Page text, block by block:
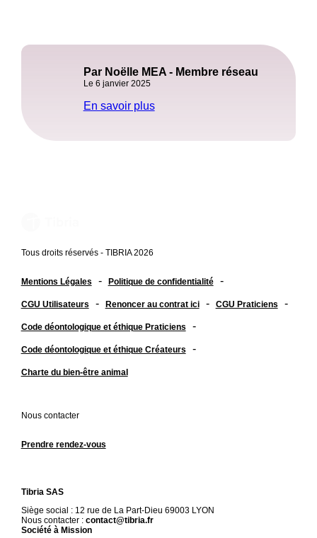
Par Noëlle MEA - Membre réseau
Le 6 janvier 2025
En savoir plus
Tous droits réservés - TIBRIA 2026
Mentions Légales - Politique de confidentialité -
CGU Utilisateurs - Renoncer au contrat ici - CGU Praticiens -
Code déontologique et éthique Praticiens -
Code déontologique et éthique Créateurs -
Charte du bien-être animal
Nous contacter
Prendre rendez-vous
Tibria SAS
Siège social : 12 rue de La Part-Dieu 69003 LYON
Nous contacter : contact@tibria.fr
Société à Mission